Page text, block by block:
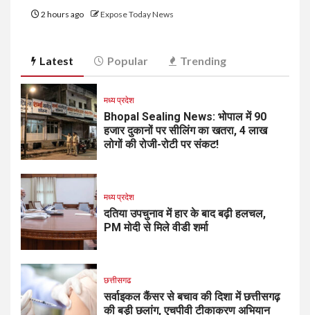
2 hours ago Expose Today News
Latest Popular Trending
मध्य प्रदेश
Bhopal Sealing News: भोपाल में 90
हजार दुकानों पर सीलिंग का खतरा, 4 लाख
लोगों की रोजी-रोटी पर संकट!
मध्य प्रदेश
दतिया उपचुनाव में हार के बाद बढ़ी हलचल,
PM मोदी से मिले वीडी शर्मा
छत्तीसगढ
सर्वाइकल कैंसर से बचाव की दिशा में छत्तीसगढ़
की बड़ी छलांग, एचपीवी टीकाकरण अभियान